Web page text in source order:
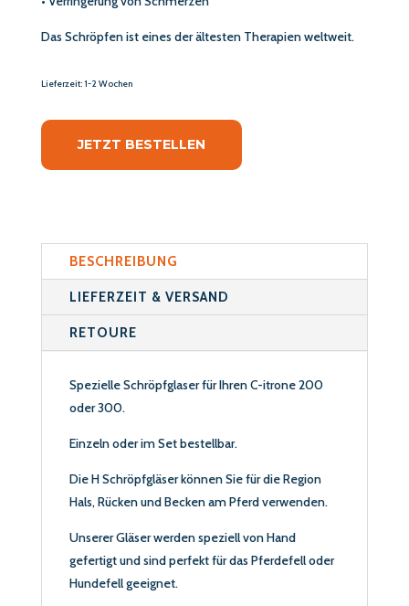
Das Schröpfen ist eines der ältesten Therapien weltweit.
Lieferzeit: 1-2 Wochen
JETZT BESTELLEN
BESCHREIBUNG
LIEFERZEIT & VERSAND
RETOURE
Spezielle Schröpfglaser für Ihren C-itrone 200
oder 300.
Einzeln oder im Set bestellbar.
Die H Schröpfgläser können Sie für die Region
Hals, Rücken und Becken am Pferd verwenden.
Unserer Gläser werden speziell von Hand
gefertigt und sind perfekt für das Pferdefell oder
Hundefell geeignet.